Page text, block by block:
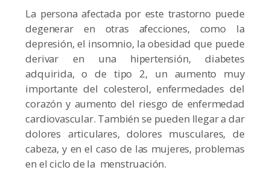
La persona afectada por este trastorno puede
degenerar en otras afecciones, como la
depresión, el insomnio, la obesidad que puede
derivar en una hipertensión, diabetes
adquirida, o de tipo 2, un aumento muy
importante del colesterol, enfermedades del
corazón y aumento del riesgo de enfermedad
cardiovascular. También se pueden llegar a dar
dolores articulares, dolores musculares, de
cabeza, y en el caso de las mujeres, problemas
en el ciclo de la menstruación.